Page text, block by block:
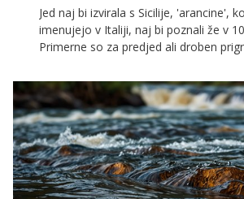
Jed naj bi izvirala s Sicilije, 'arancine',
imenujejo v Italiji, naj bi poznali že v
Primerne so za predjed ali droben